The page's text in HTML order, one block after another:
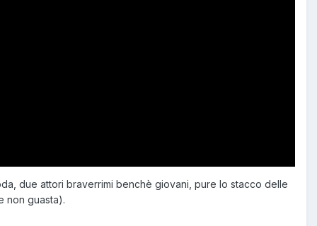
due attori braverrimi benchè giovani, pure lo stacco delle
non guasta).